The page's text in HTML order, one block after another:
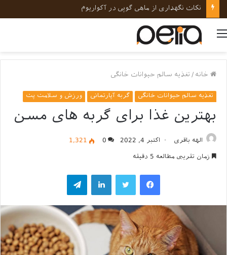
نکات نگهداری از ماهی گوپی در آکواریوم
منو
خانه / تغذیه سالم حیوانات خانگی
تغذیه سالم حیوانات خانگی گربه آپارتمانی ورزش و سلامت پت
بهترین غذا برای گربه های مسن
الهه باقری اکتبر 4, 2022 0
1,321
زمان تقریبی مطالعه 5 دقیقه
فیسبوکتوییتر لینکداینتلگرام